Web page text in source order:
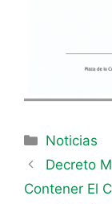
Noticias
Decreto
Contener El